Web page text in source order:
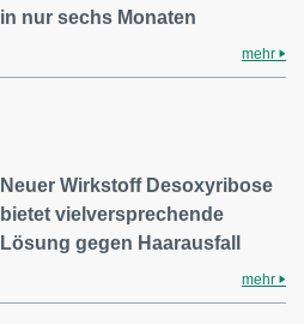
in nur sechs Monaten
mehr
Neuer Wirkstoff Desoxyribose
bietet vielversprechende
Lösung gegen Haarausfall
mehr